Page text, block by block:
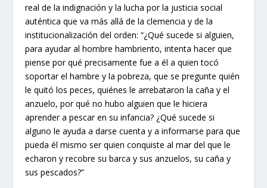
real de la indignación y la lucha por la justicia social
auténtica que va más allá de la clemencia y de la
institucionalización del orden: “¿Qué sucede si alguien,
para ayudar al hombre hambriento, intenta hacer que
piense por qué precisamente fue a él a quien tocó
soportar el hambre y la pobreza, que se pregunte quién
le quitó los peces, quiénes le arrebataron la caña y el
anzuelo, por qué no hubo alguien que le hiciera
aprender a pescar en su infancia? ¿Qué sucede si
alguno le ayuda a darse cuenta y a informarse para que
pueda él mismo ser quien conquiste al mar del que le
echaron y recobre su barca y sus anzuelos, su caña y
sus pescados?”